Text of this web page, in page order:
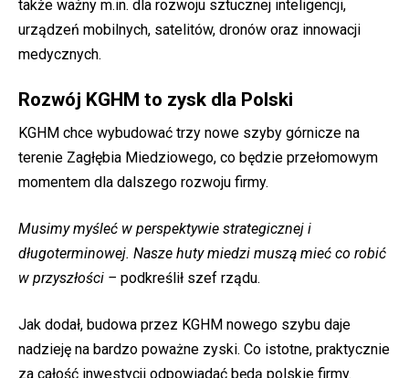
także ważny m.in. dla rozwoju sztucznej inteligencji,
urządzeń mobilnych, satelitów, dronów oraz innowacji
medycznych.
Rozwój KGHM to zysk dla Polski
KGHM chce wybudować trzy nowe szyby górnicze na
terenie Zagłębia Miedziowego, co będzie przełomowym
momentem dla dalszego rozwoju firmy.
Musimy myśleć w perspektywie strategicznej i
długoterminowej. Nasze huty miedzi muszą mieć co robić
w przyszłości – podkreślił szef rządu.
Jak dodał, budowa przez KGHM nowego szybu daje
nadzieję na bardzo poważne zyski. Co istotne, praktycznie
za całość inwestycji odpowiadać będą polskie firmy.